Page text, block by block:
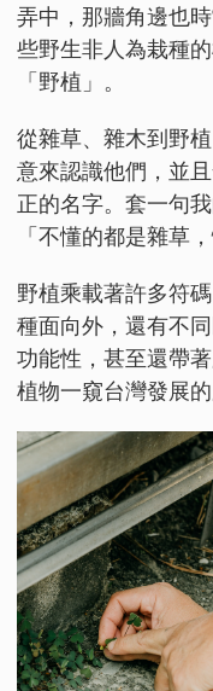
弄中，那牆角邊也
些野生非人為栽種
「野植」。
從雜草、雜木到野
意來認識他們，並
正的名字。套一句
「不懂的都是雜草
野植乘載著許多符
種面向外，還有不
功能性，甚至還帶
植物一窺台灣發展的